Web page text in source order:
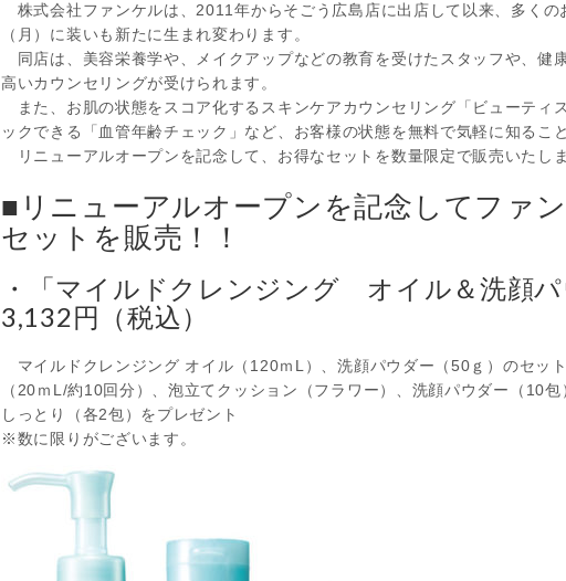
株式会社ファンケルは、2011年からそごう広島店に出店して以来、多く
（月）に装いも新たに生まれ変わります。
同店は、美容栄養学や、メイクアップなどの教育を受けたスタッフや、健
高いカウンセリングが受けられます。
また、お肌の状態をスコア化するスキンケアカウンセリング「ビューティ
ックできる「血管年齢チェック」など、お客様の状態を無料で気軽に知るこ
リニューアルオープンを記念して、お得なセットを数量限定で販売いたしま
■リニューアルオープンを記念してファ
セットを販売！！
・「マイルドクレンジング オイル＆洗顔
3,132円（税込）
マイルドクレンジング オイル（120ｍL）、洗顔パウダー（50ｇ）のセッ
（20ｍL/約10回分）、泡立てクッション（フラワー）、洗顔パウダー（10
しっとり（各2包）をプレゼント
※数に限りがございます。